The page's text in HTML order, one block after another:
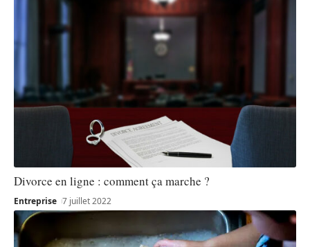
Divorce en ligne : comment ça marche ?
Entreprise 7 juillet 2022